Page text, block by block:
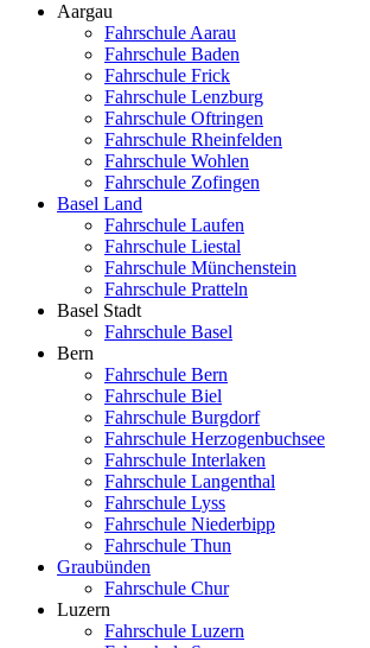
Aargau
Fahrschule Aarau
Fahrschule Baden
Fahrschule Frick
Fahrschule Lenzburg
Fahrschule Oftringen
Fahrschule Rheinfelden
Fahrschule Wohlen
Fahrschule Zofingen
Basel Land
Fahrschule Laufen
Fahrschule Liestal
Fahrschule Münchenstein
Fahrschule Pratteln
Basel Stadt
Fahrschule Basel
Bern
Fahrschule Bern
Fahrschule Biel
Fahrschule Burgdorf
Fahrschule Herzogenbuchsee
Fahrschule Interlaken
Fahrschule Langenthal
Fahrschule Lyss
Fahrschule Niederbipp
Fahrschule Thun
Graubünden
Fahrschule Chur
Luzern
Fahrschule Luzern